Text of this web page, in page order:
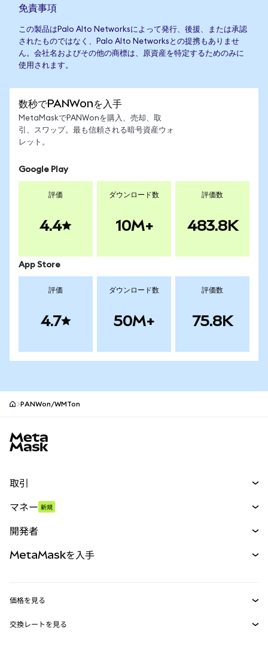
免責事項
この製品はPalo Alto Networksによって発行、後援、または承認
されたものではなく、Palo Alto Networksとの提携もありませ
ん。会社名およびその他の商標は、原資産を特定するためのみに
使用されます。
数秒でPANWonを入手
MetaMaskでPANWonを購入、売却、取
引、スワップ。最も信頼される暗号資産ウォ
レット。
Google Play
評価
4.4
ダウンロード数
10M+
評価数
483.8K
App Store
評価
4.7
ダウンロード数
50M+
評価数
75.8K
PANWon/WMTon
取引
パーペチュアル
RWA
マネー 新規
開発者
MetaMask Connect
MetaMaskを入手
価格を見る
イーサリアムの価格
交換レートを見る